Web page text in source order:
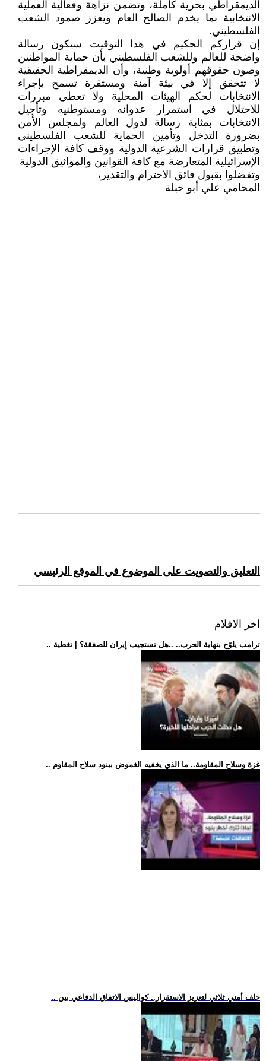
الديمقراطي بحرية كاملة، وتضمن نزاهة وفعالية العملية
الانتخابية بما يخدم الصالح العام ويعزز صمود الشعب
الفلسطيني.
إن قراركم الحكيم في هذا التوقيت سيكون رسالة
واضحة للعالم وللشعب الفلسطيني بأن حماية المواطنين
وصون حقوقهم أولوية وطنية، وأن الديمقراطية الحقيقية
لا تتحقق إلا في بيئة آمنة ومستقرة تسمح بإجراء
الانتخابات لحكم الهيئات المحلية ولا تعطي مبررات
للاحتلال في استمرار عدوانه ومستوطنيه وتأجيل
الانتخابات بمثابة رسالة لدول العالم ولمجلس الأمن
بضرورة التدخل وتأمين الحماية للشعب الفلسطيني
وتطبيق قرارات الشرعية الدولية ووقف كافة الإجراءات
الإسرائيلية المتعارضة مع كافة القوانين والمواثيق الدولية
وتفضلوا بقبول فائق الاحترام والتقدير،
المحامي علي أبو حبلة
التعليق والتصويت على الموضوع في الموقع الرئيسي
اخر الافلام
.. ترامب يلوّح بنهاية الحرب.. ..هل تستجيب إيران للصفقة؟ | تغطية
.. غزة وسلاح المقاومة.. ما الذي يخفيه الغموض ببنود سلاح المقاوم
.. حلف أمني ثلاثي لتعزيز الاستقرار.. كواليس الاتفاق الدفاعي بين